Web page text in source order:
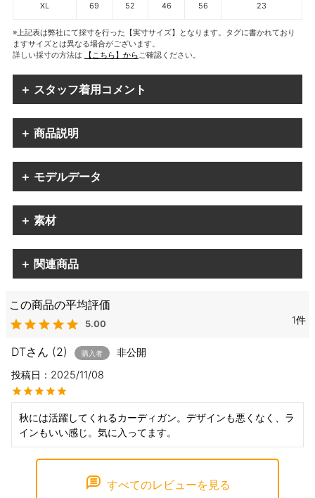
XL 69 52 46 56 23
※上記表は弊社にて採寸を行った【実寸サイズ】となります。タグに書かれており
ますサイズとは異なる場合がございます。
詳しい採寸の方法は
【こちら】からご確認ください。
＋ スタッフ着用コメント
＋ 商品説明
＋ モデルデータ
＋ 素材
＋ 関連商品
5.00 1
DT 2 購入者
非公開
投稿日
2025/11/08
秋には活躍してくれるカーディガン。デザインも悪くなく、ラ
インもいい感じ。気に入ってます。
すべてのレビューを見る